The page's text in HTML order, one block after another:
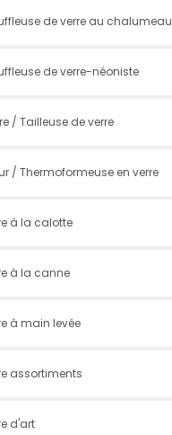
de verre au chalumeau
de verre-néoniste
/ Tailleuse de verre
/ Thermoformeuse en verre
à la calotte
à la canne
à main levée
assortiments
d'art